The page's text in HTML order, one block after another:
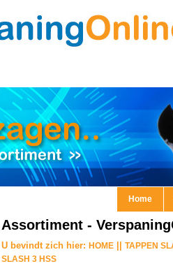
Home
Assortiment -
U bevindt zich hier: HOME TAPPEN
SLASH 3 HSS